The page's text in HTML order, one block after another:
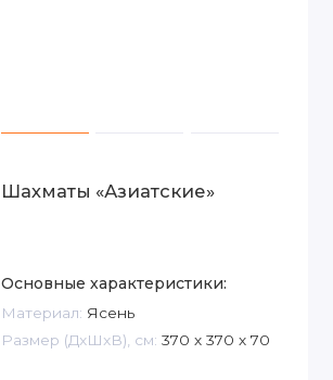
Шахматы «Азиатские»
Основные характеристики:
Материал: Ясень
Размер (ДxШxВ), см: 370 х 370 х 70